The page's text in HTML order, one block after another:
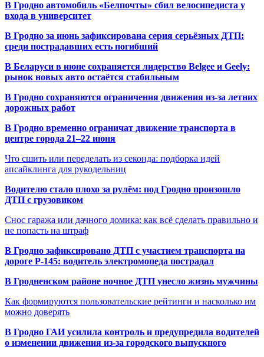
В Гродно автомобиль «Белпочты» сбил велосипедиста у
входа в университет
В Гродно за июнь зафиксирована серия серьёзных ДТП:
среди пострадавших есть погибший
В Беларуси в июне сохраняется лидерство Belgee и Geely:
рынок новых авто остаётся стабильным
В Гродно сохраняются ограничения движения из-за летних
дорожных работ
В Гродно временно ограничат движение транспорта в
центре города 21–22 июня
Что сшить или переделать из секонда: подборка идей
апсайклинга для рукодельниц
Водителю стало плохо за рулём: под Гродно произошло
ДТП с грузовиком
Снос гаража или дачного домика: как всё сделать правильно и
не попасть на штраф
В Гродно зафиксировано ДТП с участием транспорта на
дороге Р-145: водитель электромопеда пострадал
В Гродненском районе ночное ДТП унесло жизнь мужчины
Как формируются пользовательские рейтинги и насколько им
можно доверять
В Гродно ГАИ усилила контроль и предупредила водителей
о изменении движения из-за городского выпускного